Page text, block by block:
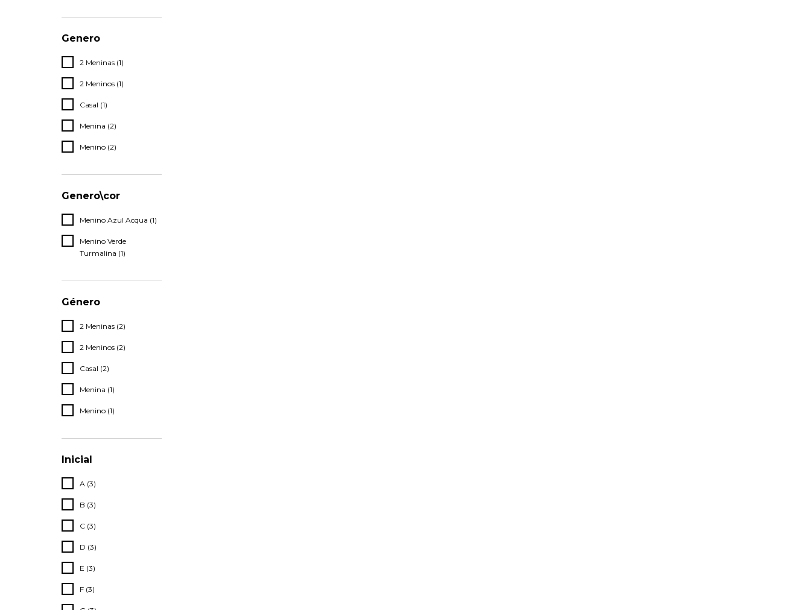
Genero
2 Meninas (1)
2 Meninos (1)
Casal (1)
Menina (2)
Menino (2)
Genero\cor
Menino Azul Acqua (1)
Menino Verde
Turmalina (1)
Género
2 Meninas (2)
2 Meninos (2)
Casal (2)
Menina (1)
Menino (1)
Inicial
A (3)
B (3)
C (3)
D (3)
E (3)
F (3)